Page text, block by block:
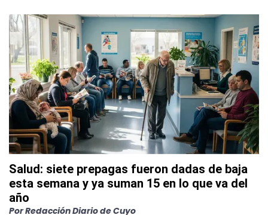
Salud: siete prepagas fueron dadas de baja
esta semana y ya suman 15 en lo que va del
año
PorRedacción Diario de Cuyo